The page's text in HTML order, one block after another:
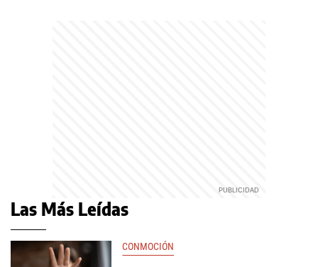
Las Más Leídas
CONMOCIÓN